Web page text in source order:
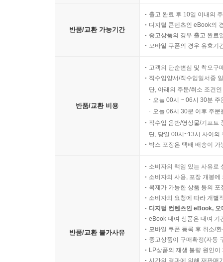
반품/교환 가능기간
출고 완료 후 10일 이내의
디지털 콘텐츠인 eBook의
중고상품의 경우 출고 완료
모바일 쿠폰의 경우 유효기
반품/교환 비용
고객의 단순변심 및 착오구
직수입양서/직수입일서중
단, 아래의 주문/취소 조건
오늘 00시 ~ 06시 30분
오늘 06시 30분 이후 주
직수입 음반/영상물/기프트
단, 당일 00시~13시 사이의
박스 포장은 택배 배송이
반품/교환 불가사유
소비자의 책임 있는 사유로
소비자의 사용, 포장 개봉
복제가 가능한 상품 등의
소비자의 요청에 따라 개별
디지털 컨텐츠인 eBook,
eBook 대여 상품은 대여 기
모바일 쿠폰 등록 후 취소/
중고상품이 구매확정(자동
LP상품의 재생 불량 원인
시간의 경과에 의해 재판매